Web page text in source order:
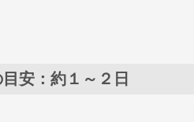
安：約１～２日